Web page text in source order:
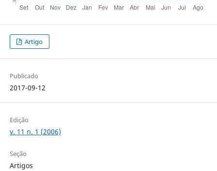
Artigo
Publicado
2017-09-12
Edição
v. 11 n. 1 (2006)
Seção
Artigos